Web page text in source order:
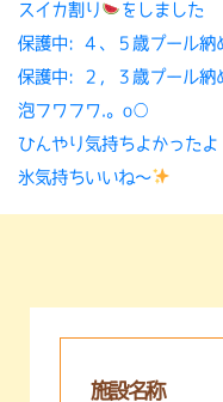
スイカ割り
をしました
保護中: ４、５歳プール納
保護中: ２，３歳プール納
泡フワフワ.。o○
ひんやり気持ちよかったよ
氷気持ちいいね〜
施設名称